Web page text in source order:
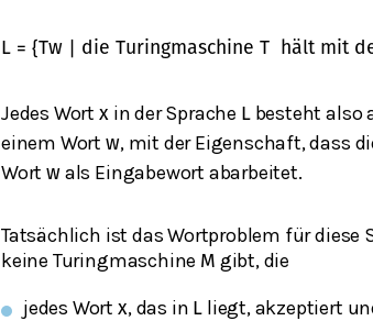
L = {Tw die Turingmaschine T hält mit
Jedes Wort xin der Sprache Lbesteht also
einem Wort w, mit der Eigenschaft, dass
Wortw als Eingabewort abarbeitet.
Tatsächlich ist das Wortproblem für diese
keine Turingmaschine M gibt, die
jedes Wort x, das in L liegt, akzeptiert